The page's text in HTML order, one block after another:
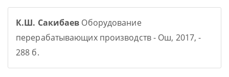
К.Ш. Сакибаев Оборудование
перерабатывающих производств - Ош, 2017, -
288 б.